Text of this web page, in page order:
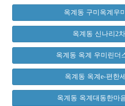
옥계동 구미옥계우
옥계동 신나리2
옥계동 옥계 우미린더
옥계동 옥계e-편한
옥계동 옥계대동한마